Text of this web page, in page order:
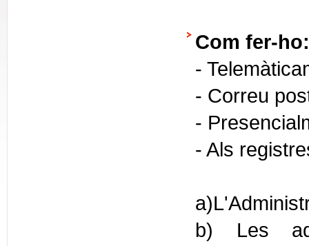
Com fer-ho:
-
- Correu
-
- Als
b) Les